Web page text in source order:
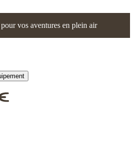
vos aventures en plein air